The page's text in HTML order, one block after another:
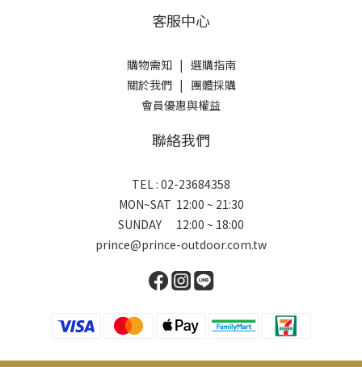
客服中心
購物需知| 選購指南
關於我們| 團體採購
會員優惠與權益
聯絡我們
TEL : 02-23684358
MON~SAT 12:00 ~ 21:30
SUNDAY 12:00 ~ 18:00
prince@prince-outdoor.com.tw